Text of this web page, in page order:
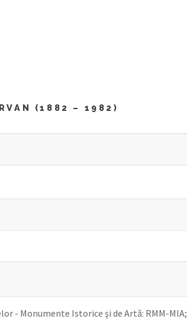
(1882 – 1982)
- Monumente Istorice şi de Artă: RMM-MIA;